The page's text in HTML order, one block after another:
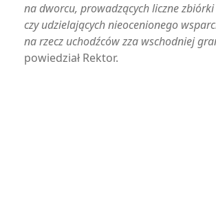
na dworcu, prowadzących liczne zbiórki
czy udzielających nieocenionego
na rzecz uchodźców zza wschodniej
powiedział Rektor.